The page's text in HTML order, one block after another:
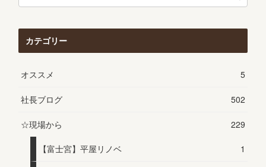
カテゴリー
オススメ 5
社長ブログ 502
☆現場から 229
【富士宮】平屋リノベ 1